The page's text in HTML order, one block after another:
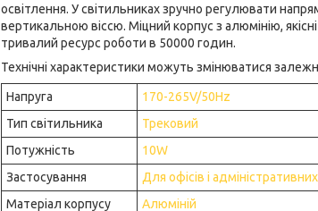
освітлення. У світильниках зручно регулювати
вертикальною віссю. Міцний корпус з алюмінію,
тривалий ресурс роботи в 50000 годин.
Технічні характеристики можуть змінюватися
Напруга
170-265V/50Hz
Тип світильника
Трековий
Потужність
10W
Застосування
Для офісів і
Матеріал корпусу
Алюміній